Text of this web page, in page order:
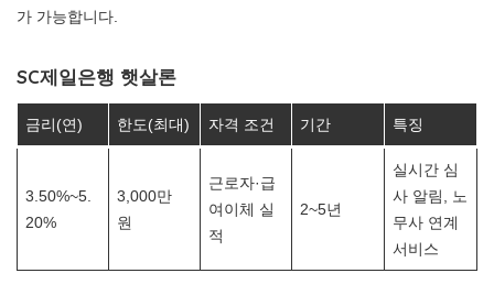
가 가능합니다.
SC제일은행 햇살론
금리(연) 한도(최대) 자격 조건 기간 특징
3.50%~5.
20%
3,000만
원
근로자·급
여이체 실
적
2~5년
실시간 심
사 알림, 노
무사 연계
서비스